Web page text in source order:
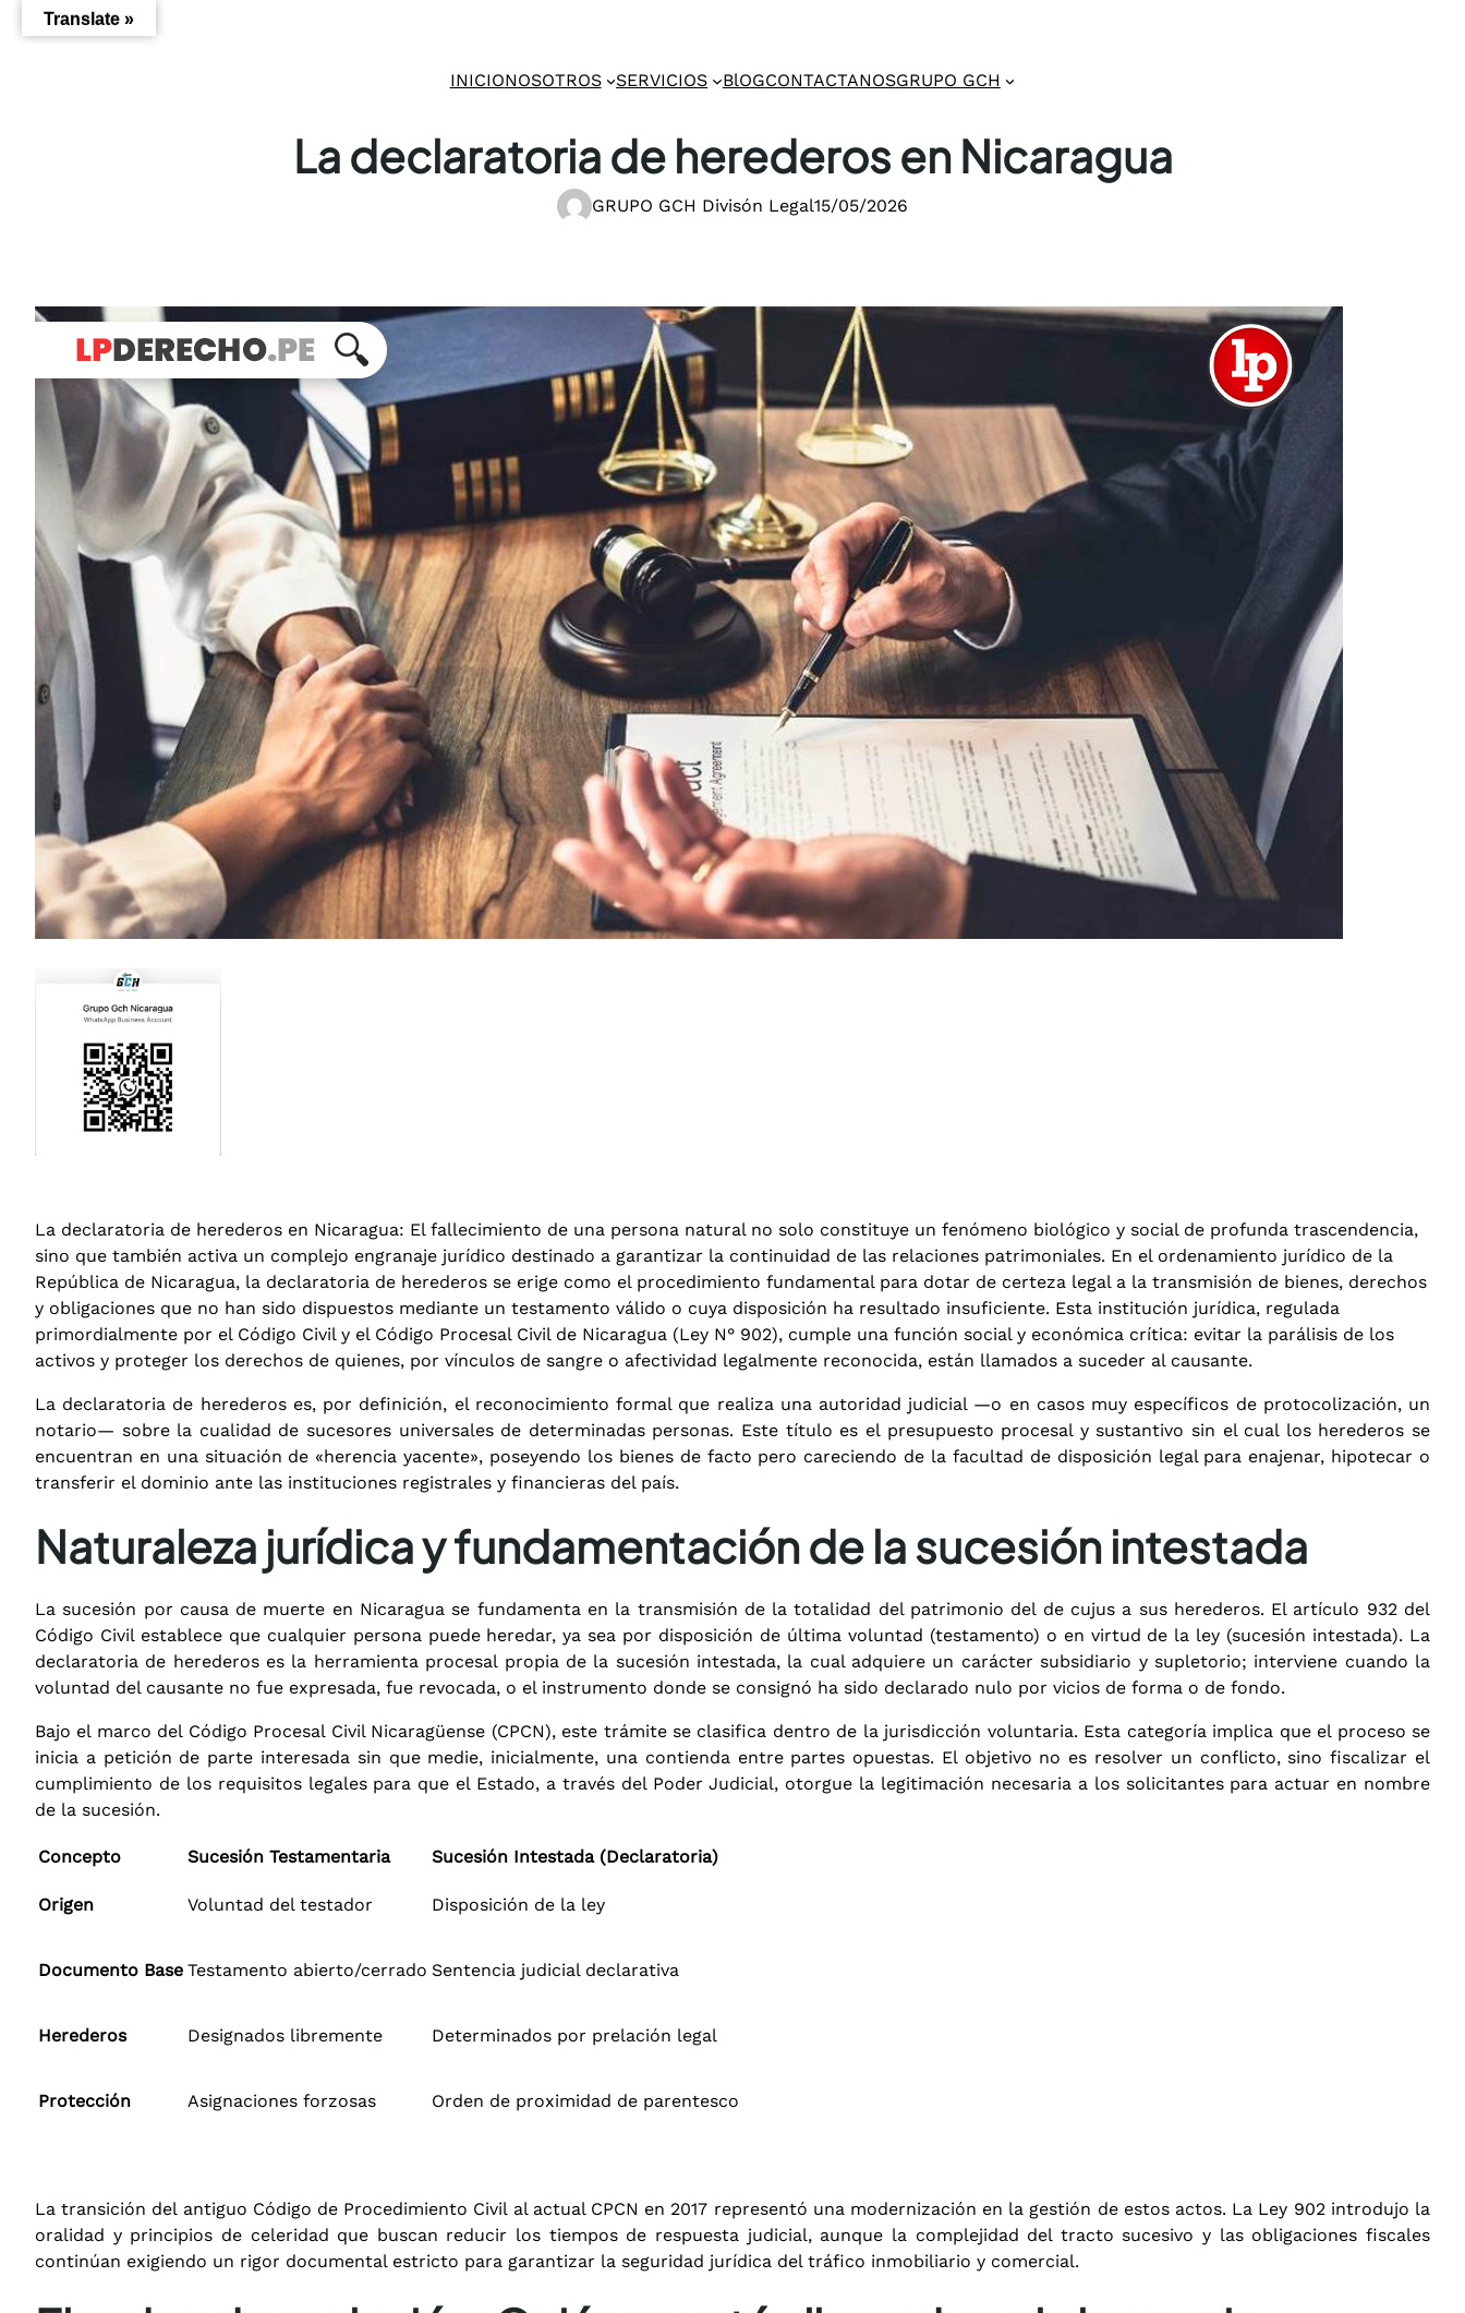
Saltar
INICIONOSOTROS SERVICIOS BlOGCONTACTANOSGRUPO GCH
La declaratoria de herederos en Nicaragua
GRUPO GCH Divisón Legal15/05/2026
La declaratoria de herederos en Nicaragua: El fallecimiento de una persona natural no solo constituye un fenómeno biológico y social de profunda trascendencia,
sino que también activa un complejo engranaje jurídico destinado a garantizar la continuidad de las relaciones patrimoniales. En el ordenamiento jurídico de la
República de Nicaragua, la declaratoria de herederos se erige como el procedimiento fundamental para dotar de certeza legal a la transmisión de bienes, derechos
y obligaciones que no han sido dispuestos mediante un testamento válido o cuya disposición ha resultado insuficiente. Esta institución jurídica, regulada
primordialmente por el Código Civil y el Código Procesal Civil de Nicaragua (Ley N° 902), cumple una función social y económica crítica: evitar la parálisis de los
activos y proteger los derechos de quienes, por vínculos de sangre o afectividad legalmente reconocida, están llamados a suceder al causante.
La declaratoria de herederos es, por definición, el reconocimiento formal que realiza una autoridad judicial —o en casos muy específicos de protocolización, un
notario— sobre la cualidad de sucesores universales de determinadas personas. Este título es el presupuesto procesal y sustantivo sin el cual los herederos se
encuentran en una situación de «herencia yacente», poseyendo los bienes de facto pero careciendo de la facultad de disposición legal para enajenar, hipotecar o
transferir el dominio ante las instituciones registrales y financieras del país.
Naturaleza jurídica y fundamentación de la sucesión intestada
La sucesión por causa de muerte en Nicaragua se fundamenta en la transmisión de la totalidad del patrimonio del de cujus a sus herederos. El artículo 932 del
Código Civil establece que cualquier persona puede heredar, ya sea por disposición de última voluntad (testamento) o en virtud de la ley (sucesión intestada). La
declaratoria de herederos es la herramienta procesal propia de la sucesión intestada, la cual adquiere un carácter subsidiario y supletorio; interviene cuando la
voluntad del causante no fue expresada, fue revocada, o el instrumento donde se consignó ha sido declarado nulo por vicios de forma o de fondo.
Bajo el marco del Código Procesal Civil Nicaragüense (CPCN), este trámite se clasifica dentro de la jurisdicción voluntaria. Esta categoría implica que el proceso se
inicia a petición de parte interesada sin que medie, inicialmente, una contienda entre partes opuestas. El objetivo no es resolver un conflicto, sino fiscalizar el
cumplimiento de los requisitos legales para que el Estado, a través del Poder Judicial, otorgue la legitimación necesaria a los solicitantes para actuar en nombre
de la sucesión.
Concepto Sucesión Testamentaria Sucesión Intestada (Declaratoria)
Origen Voluntad del testador Disposición de la ley
Documento Base Testamento abierto/cerrado Sentencia judicial declarativa
Herederos Designados libremente Determinados por prelación legal
Protección Asignaciones forzosas Orden de proximidad de parentesco
La transición del antiguo Código de Procedimiento Civil al actual CPCN en 2017 representó una modernización en la gestión de estos actos. La Ley 902 introdujo la
oralidad y principios de celeridad que buscan reducir los tiempos de respuesta judicial, aunque la complejidad del tracto sucesivo y las obligaciones fiscales
continúan exigiendo un rigor documental estricto para garantizar la seguridad jurídica del tráfico inmobiliario y comercial.
Translate »